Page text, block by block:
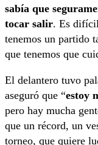
sabía que
tocar salir. Es
tenemos un partido
que tenemos que
El delantero tuvo
aseguró que “estoy
pero hay mucha
que un récord, un
torneo, que quiere